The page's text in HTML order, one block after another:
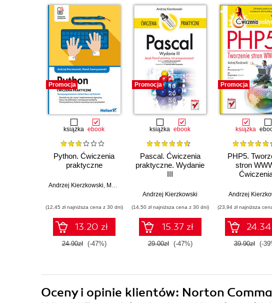
Promocja
książka ebook
Python. Ćwiczenia
praktyczne
Andrzej Kierzkowski Marek Gawryszewski
(12,45 zł najniższa cena z 30 dni)
13.20 zł
24.90zł (-47%)
Promocja
książka ebook
Pascal. Ćwiczenia
praktyczne. Wydanie
III
Andrzej Kierzkowski
(14,50 zł najniższa cena z 30 dni)
15.37 zł
29.00zł (-47%)
Promocja
książka
PHP5.
stron
III
Andrzej
(23,94 zł najniższa
24.34
39.90zł (-
Oceny i opinie klientów: Norton